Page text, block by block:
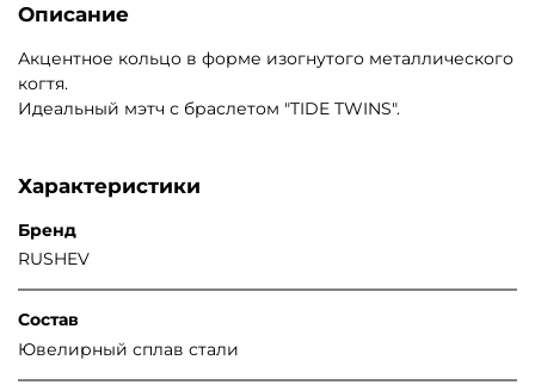
Описание
Акцентное кольцо в форме изогнутого металлического
когтя.
Идеальный мэтч с браслетом "TIDE TWINS".
Характеристики
Бренд
RUSHEV
Состав
Ювелирный сплав стали